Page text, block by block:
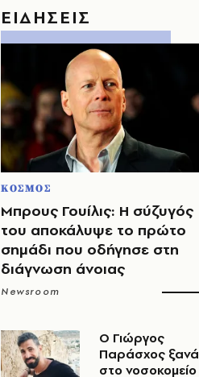
ΕΙΔΗΣΕΙΣ
ΚΟΣΜΟΣ
Μπρους Γουίλις: Η σύζυγός
του αποκάλυψε το πρώτο
σημάδι που οδήγησε στη
διάγνωση άνοιας
Newsroom
O Γιώργος
Παράσχος ξανά
στο νοσοκομείο